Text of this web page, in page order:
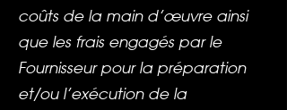
coûts de la main d’œuvre ainsi
que les frais engagés par le
Fournisseur pour la préparation
et/ou l’exécution de la